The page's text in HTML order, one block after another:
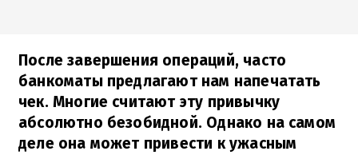
После завершения операций, часто
банкоматы предлагают нам напечатать
чек. Многие считают эту привычку
абсолютно безобидной. Однако на самом
деле она может привести к ужасным